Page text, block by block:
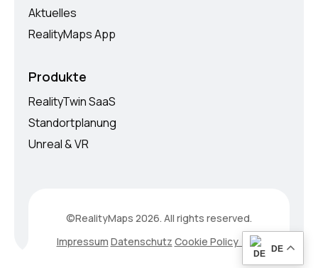
Aktuelles
RealityMaps App
Produkte
RealityTwin SaaS
Standortplanung
Unreal & VR
©RealityMaps 2026. All rights reserved.
Impressum Datenschutz Cookie Policy (EU)
DE